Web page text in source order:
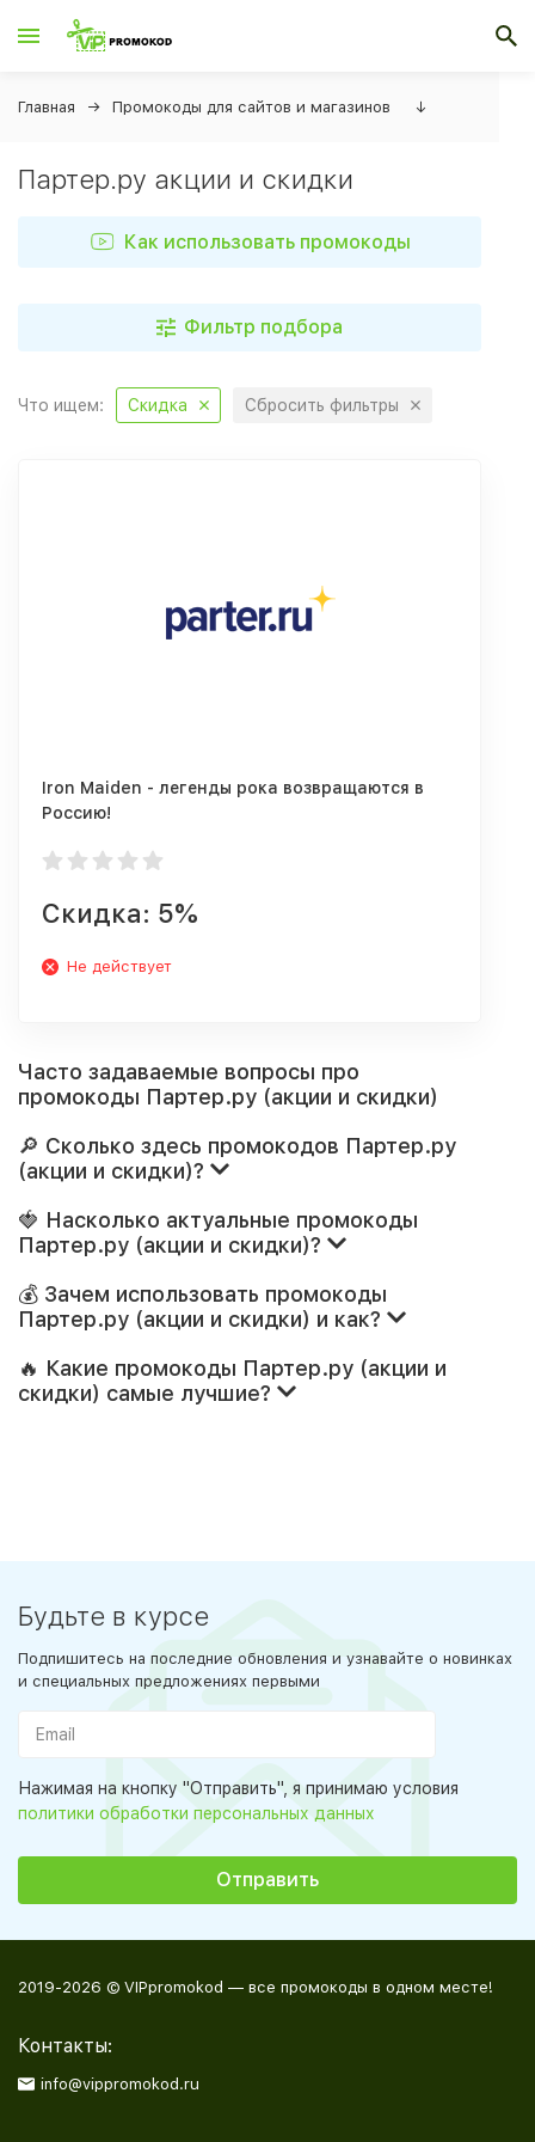
Главная Промокоды для сайтов и магазинов ↓
Партер.ру акции и скидки
Как использовать промокоды
Фильтр подбора
Что ищем: Скидка Сбросить фильтры
Iron Maiden - легенды рока возвращаются в
Россию!
Скидка: 5%
Не действует
Часто задаваемые вопросы про
промокоды Партер.ру (акции и скидки)
🔎 Сколько здесь промокодов Партер.ру
(акции и скидки)?
🍓 Насколько актуальные промокоды
Партер.ру (акции и скидки)?
💰 Зачем использовать промокоды
Партер.ру (акции и скидки) и как?
🔥 Какие промокоды Партер.ру (акции и
скидки) самые лучшие?
Будьте в курсе
Подпишитесь на последние обновления и узнавайте о новинках
и специальных предложениях первыми
Нажимая на кнопку "Отправить", я принимаю условия
политики обработки персональных данных
2019-2026 © VIPpromokod — все промокоды в одном месте!
Контакты:
info@vippromokod.ru